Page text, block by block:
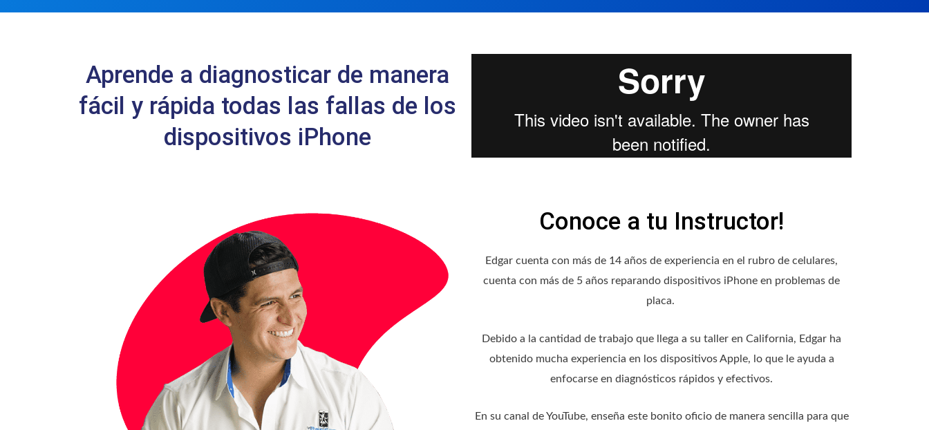
Aprende a diagnosticar de manera
fácil y rápida todas las fallas de los
dispositivos iPhone
Conoce a tu Instructor!
Edgar cuenta con más de 14 años de experiencia en el rubro de celulares,
cuenta con más de 5 años reparando dispositivos iPhone en problemas de
placa.
Debido a la cantidad de trabajo que llega a su taller en California, Edgar ha
obtenido mucha experiencia en los dispositivos Apple, lo que le ayuda a
enfocarse en diagnósticos rápidos y efectivos.
En su canal de YouTube, enseña este bonito oficio de manera sencilla para que